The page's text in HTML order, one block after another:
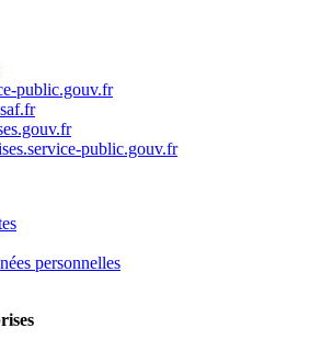
public.gouv.fr
public.gouv.fr
personnelles